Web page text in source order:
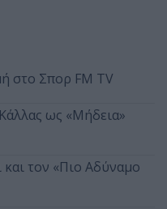
στο Σπορ FM TV
ως «Μήδεια»
τον «Πιο Αδύναμο